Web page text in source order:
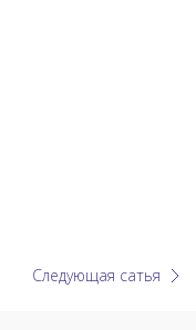
Следующая сатья